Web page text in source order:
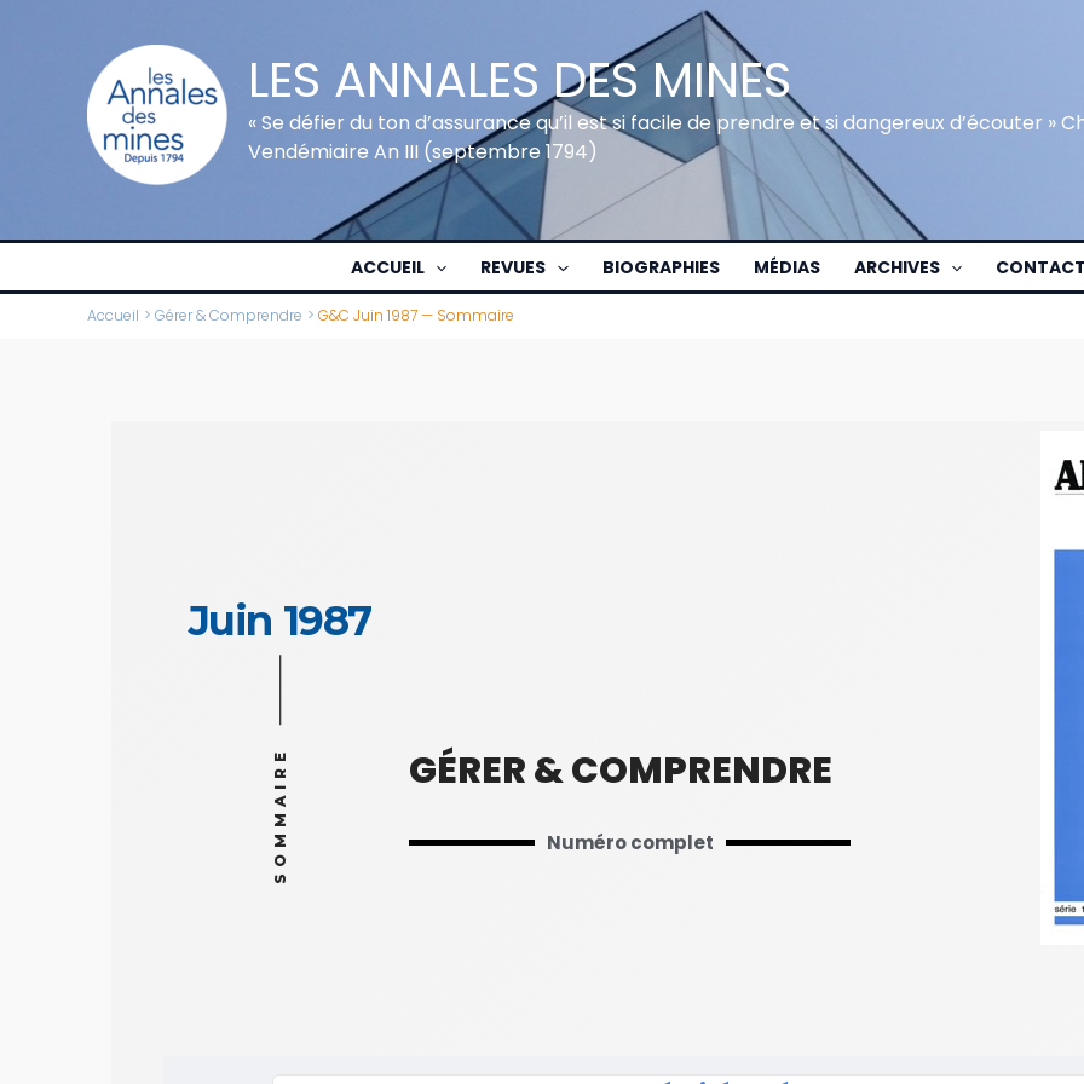
LES ANNALES DES MINES
« Se défier du ton d’assurance qu’il est si facile de prendre et si dangereux d’écouter »
Vendémiaire An III (septembre 1794)
ACCUEIL REVUES BIOGRAPHIES MÉDIAS ARCHIVES
Accueil Gérer & Comprendre G&C Juin 1987 — Sommaire
Juin 1987
SOMMAIRE GÉRER & COMPRENDRE
Numéro complet